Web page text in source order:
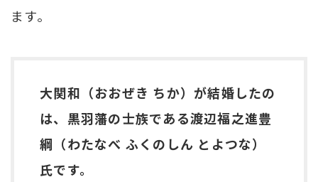
ます。
大関和（おおぜき ちか）が結婚したの
は、黒羽藩の士族である渡辺福之進豊
綱（わたなべ ふくのしん とよつな）
氏です。